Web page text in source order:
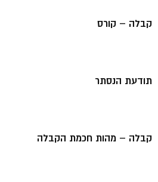
קבלה – קורס
תודעת הנסתר
קבלה – מהות חכמת הקבלה